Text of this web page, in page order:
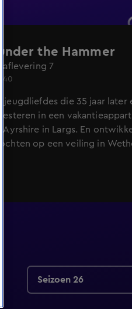
the Hammer
aflevering 7
jeugdliefdes die 35 jaar later
in een
Ayrshire in Largs. En
op een veiling in
Windsor in Berkshire hopen
net als de liefde, verloopt de
van onroerend goed niet
Seizoen 26